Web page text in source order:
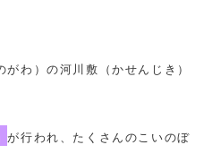
わ）の河川敷（かせんじき）
が行われ、たくさんのこいのぼ